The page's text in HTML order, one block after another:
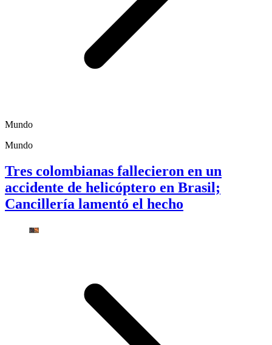
Mundo
Mundo
Tres colombianas fallecieron en un
accidente de helicóptero en Brasil;
Cancillería lamentó el hecho